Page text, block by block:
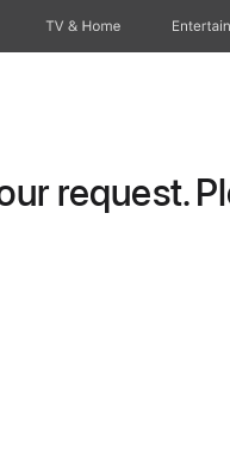
TV & Home
request.